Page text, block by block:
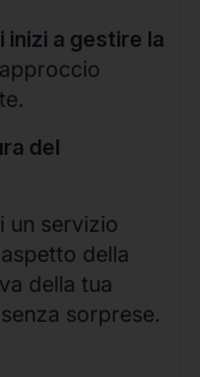
inizi a gestire la
del
un servizio
della
della tua
sorprese.